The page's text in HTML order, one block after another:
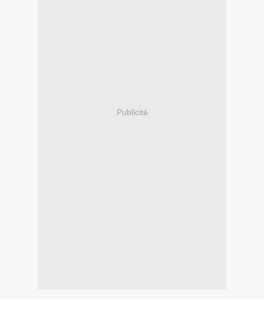
Publicité